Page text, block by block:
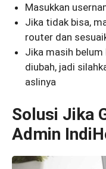
Masukkan
Jika tidak bisa,
router dan
Jika masih belum
diubah, jadi
aslinya
Solusi Jika
Admin